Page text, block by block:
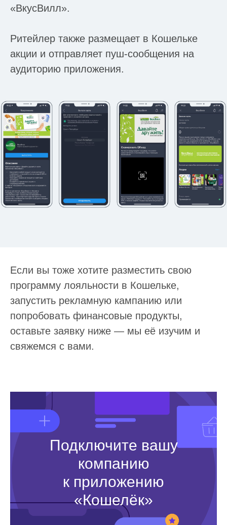
«ВкусВилл».
Ритейлер также размещает в Кошельке
акции и отправляет пуш-сообщения на
аудиторию приложения.
Если вы тоже хотите разместить свою
программу лояльности в Кошельке,
запустить рекламную кампанию или
попробовать финансовые продукты,
оставьте заявку ниже — мы её изучим и
свяжемся с вами.
Подключите вашу
компанию
к приложению
«Кошелёк»